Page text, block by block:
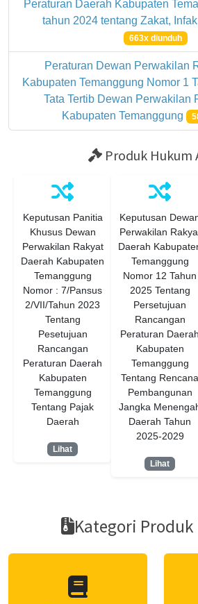
Peraturan Daerah Kabupaten
tahun 2024 tentang Zakat,
663x diunduh
Peraturan Dewan Perwakilan
Kabupaten Temanggung Nomor 1
Tata Tertib Dewan Perwakilan
Kabupaten Temanggung
Produk Hukum
Keputusan Panitia
Khusus Dewan
Perwakilan Rakyat
Daerah Kabupaten
Temanggung
Nomor : 7/Pansus
2/VII/Tahun 2023
Tentang
Pesetujuan
Rancangan
Peraturan Daerah
Kabupaten
Temanggung
Tentang Pajak
Daerah
Lihat
Keputusan
Perwakilan
Daerah
Temanggung
Nomor 12 Tahun
2025 Tentang
Persetujuan
Rancangan
Peraturan Daerah
Kabupaten
Temanggung
Tentang Rencana
Pembangunan
Jangka
Daerah Tahun
2025-2029
Lihat
Kategori